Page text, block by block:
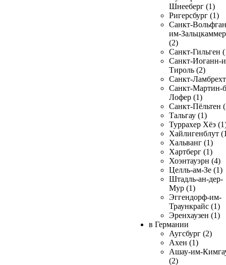
Шнееберг (1)
Ригерсбург (1)
Санкт-
им-
(2)
Санкт-Гильген
Санкт-Иоганн-
Тироль (2)
Санкт-
Санкт-Мартин-
Лофер (1)
Санкт-Пёльтен
Тальгау (1)
Туррахер Хёэ
Хайлигенблут
Хальванг (1)
Хартберг (1)
Хоэнтауэрн (4)
Целль-ам-Зе (1)
Штадль-ан-дер-
Мур (1)
Эггендорф-им-
Траункрайс (1)
Эренхаузен (1)
в Германии
Аугсбург (2)
Ахен (1)
Ашау-им-
(2)